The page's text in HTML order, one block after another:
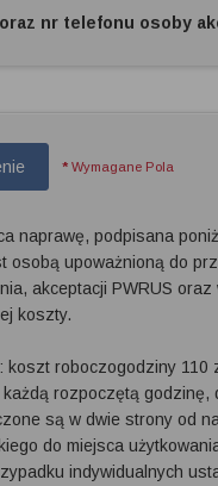
nr telefonu osoby
* Wymagane Pola
naprawę, podpisana
osobą upoważnioną do
akceptacji PWRUS oraz
koszty.
koszt roboczogodziny 110
rozpoczętą godzinę,
są w dwie strony od
do miejsca
indywidualnych